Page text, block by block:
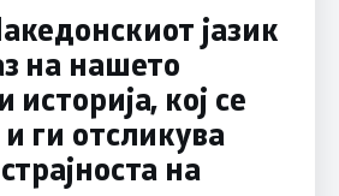
јазик
на нашето
кој се
ги отсликува
на